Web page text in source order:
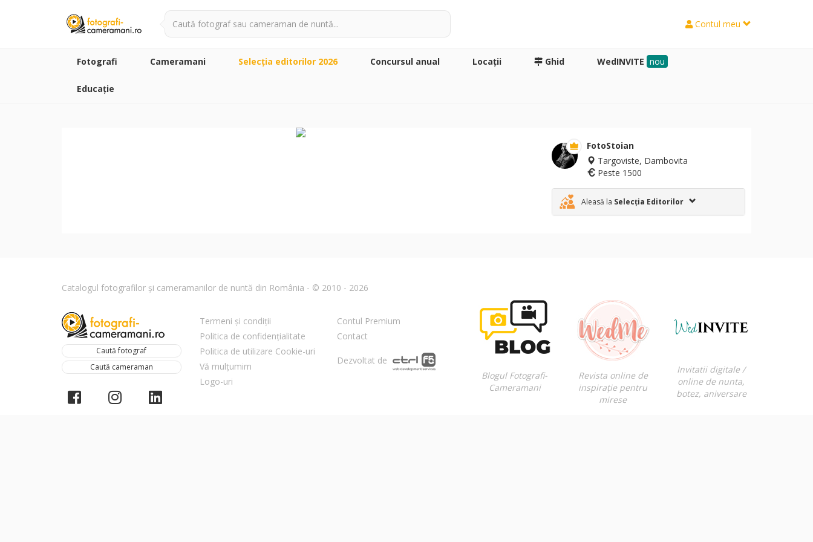
Contul meu
Fotografi Cameramani Selecţia editorilor 2026 Concursul anual Locaţii Ghid WedINVITE nou
Educație
FotoStoian
Targoviste, Dambovita
Peste 1500
Aleasă la Selecția Editorilor
Catalogul fotografilor și cameramanilor de nuntă din România - © 2010 - 2026
Caută fotograf
Caută cameraman
Termeni și condiții
Politica de confidențialitate
Politica de utilizare Cookie-uri
Vă mulțumim
Logo-uri
Contul Premium
Contact
Dezvoltat de
Blogul Fotografi-
Cameramani
Revista online de
inspirație pentru
mirese
Invitatii digitale /
online de nunta,
botez, aniversare